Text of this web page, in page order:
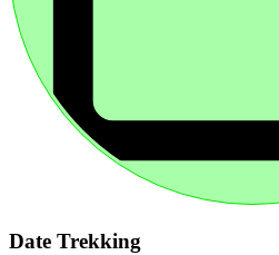
Date Trekking